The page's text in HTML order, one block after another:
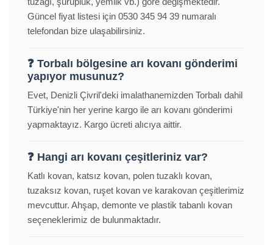
Güncel fiyat listesi için 0530 345 94 39 numaralı
telefondan bize ulaşabilirsiniz.
❓ Torbalı bölgesine arı kovanı gönderimi
yapıyor musunuz?
Evet, Denizli Çivril'deki imalathanemizden Torbalı dahil
Türkiye'nin her yerine kargo ile arı kovanı gönderimi
yapmaktayız. Kargo ücreti alıcıya aittir.
❓ Hangi arı kovanı çeşitleriniz var?
Katlı kovan, katsız kovan, polen tuzaklı kovan,
tuzaksız kovan, ruşet kovan ve karakovan çeşitlerimiz
mevcuttur. Ahşap, demonte ve plastik tabanlı kovan
seçeneklerimiz de bulunmaktadır.